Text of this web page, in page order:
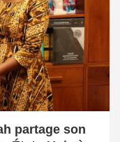
partage son